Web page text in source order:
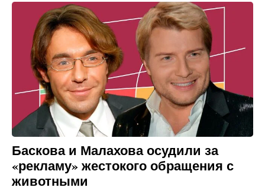
Баскова и Малахова осудили за
«рекламу» жестокого обращения с
животными